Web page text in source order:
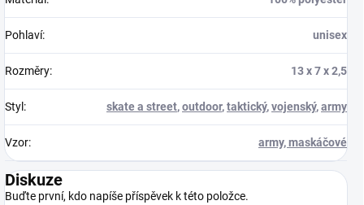
Pohlaví: unisex
Rozměry: 13 x 7 x 2,5
Styl : skate a street,outdoor,taktický,vojenský,army
Vzor: army, maskáčové
Diskuze
Buďte první, kdo napíše příspěvek k této položce.